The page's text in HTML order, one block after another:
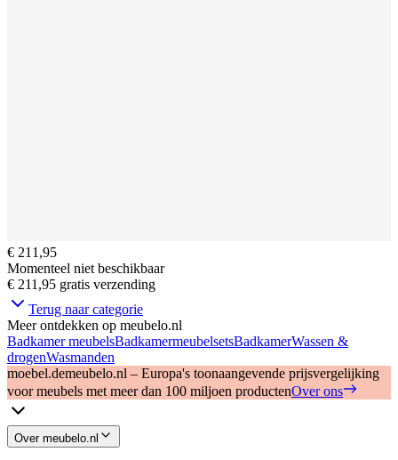
€ 211,95
Momenteel niet beschikbaar
€ 211,95 gratis verzending
Terug naar categorie
Meer ontdekken op meubelo.nl
Badkamer meubelsBadkamermeubelsetsBadkamerWassen &
drogenWasmanden
moebel.demeubelo.nl – Europa's toonaangevende prijsvergelijking
voor meubels met meer dan 100 miljoen productenOver ons
Over meubelo.nl